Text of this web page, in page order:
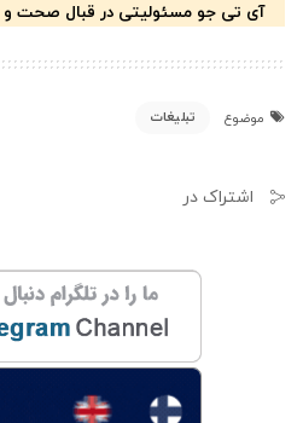
آی تی جو مسئولیتی در قبال صحت و
موضوع تبلیغات
اشتراک در